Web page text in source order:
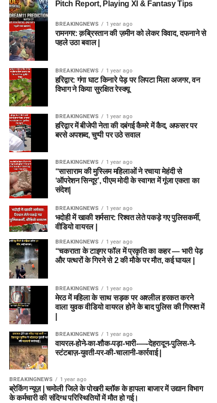
Pitch Report, Playing XI & Fantasy Tips
BREAKINGNEWS 1 year ago
रामनगर: क़ब्रिस्तान की ज़मीन को लेकर विवाद, दफनाने से
पहले उठा बवाल |
BREAKINGNEWS 1 year ago
हरिद्वार: गंगा घाट किनारे पेड़ पर लिपटा मिला अजगर, वन
विभाग ने किया सुरक्षित रेस्क्यू
BREAKINGNEWS 1 year ago
हरिद्वार में बीजेपी नेता की दबंगई कैमरे में कैद, अफसर पर
बरसे अपशब्द, चुप्पी पर उठे सवाल
BREAKINGNEWS 1 year ago
“सासाराम की मुस्लिम महिलाओं ने रचाया मेहंदी से
‘ऑपरेशन सिन्दूर’, पीएम मोदी के स्वागत में गूंजा एकता का
संदेश|
BREAKINGNEWS 1 year ago
भदोही में खाकी शर्मसार: रिश्वत लेते पकड़े गए पुलिसकर्मी,
वीडियो वायरल |
BREAKINGNEWS 1 year ago
“चकराता के टाइगर फॉल में प्रकृति का कहर — भारी पेड़
और पत्थरों के गिरने से 2 की मौके पर मौत, कई घायल |
BREAKINGNEWS 1 year ago
मेरठ में महिला के साथ सड़क पर अश्लील हरकत करने
वाला युवक वीडियो वायरल होने के बाद पुलिस की गिरफ्त में
BREAKINGNEWS 1 year ago
वायरल-होने-का-शौक-पड़ा-भारी-—-देहरादून-पुलिस-ने-
स्टंटबाज़-युवती-पर-की-चालानी-कार्रवाई |
BREAKINGNEWS 1 year ago
ब्रेकिंग न्यूज़ | चमोली जिले के पोखरी ब्लॉक के हापला बाजार में उद्यान विभाग
के कर्मचारी की संदिग्ध परिस्थितियों में मौत हो गई।